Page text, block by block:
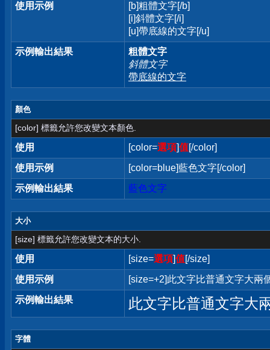
使用示例
[b]粗體文字[/b]
[i]斜體文字[/i]
[u]帶底線的文字[/u]
示例輸出結果
粗體文字
斜體文字
帶底線的文字
顏色
[color] 標籤允許您改變文本顏色.
使用 [color=選項]值[/color]
使用示例
[color=blue]藍色文字[/color]
示例輸出結果
藍色文字
大小
[size] 標籤允許您改變文本的大小.
使用 [size=選項]值[/size]
使用示例
[size=+2]此文字比普通文字大兩
示例輸出結果
此文字比普通文字大
字體